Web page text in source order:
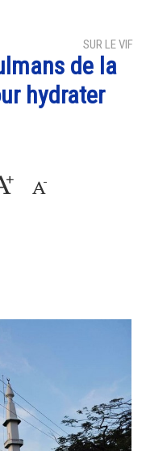
SUR LE VIF
de la
hydrater